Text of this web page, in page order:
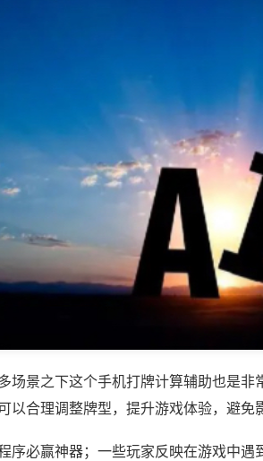
场景之下这个手机打牌计算辅助也是
以合理调整牌型，提升游戏体验，避免
序必赢神器；一些玩家反映在游戏中遇